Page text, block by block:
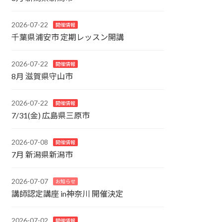
2026-07-22 開催情報
千葉県浦安市 定期レッスン開講
2026-07-22 開催情報
8月 滋賀県守山市
2026-07-22 開催情報
7/31(金) 広島県三原市
2026-07-08 開催情報
7月 新潟県新潟市
2026-07-07 お知らせ
講師認定講座 in神奈川 開催決定
開催情報